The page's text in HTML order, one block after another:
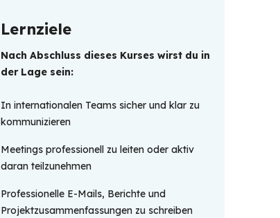
Lernziele
Nach Abschluss dieses Kurses wirst du in
der Lage sein:
In internationalen Teams sicher und klar zu
kommunizieren
Meetings professionell zu leiten oder aktiv
daran teilzunehmen
Professionelle E-Mails, Berichte und
Projektzusammenfassungen zu schreiben